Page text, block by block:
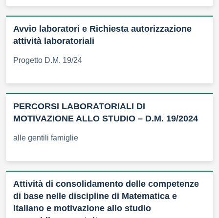
Avvio laboratori e Richiesta autorizzazione
attività laboratoriali
Progetto D.M. 19/24
PERCORSI LABORATORIALI DI
MOTIVAZIONE ALLO STUDIO – D.M. 19/2024
alle gentili famiglie
Attività di consolidamento delle competenze
di base nelle discipline di Matematica e
Italiano e motivazione allo studio